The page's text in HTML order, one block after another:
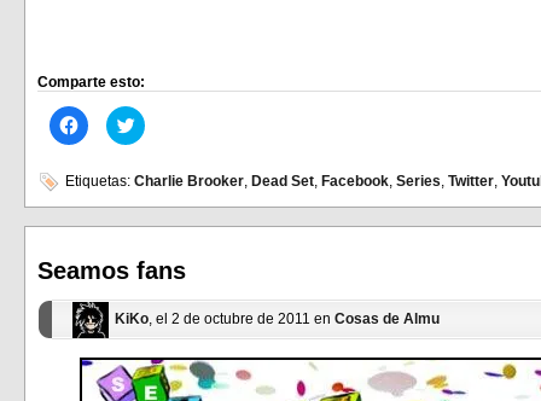
Comparte esto:
Haz
clic
en
Facebook
(Se
abre
ventana
nueva)
Haz
clic
en
(Se
abre
ventana
nueva)
Etiquetas: Charlie Brooker, Dead Set, Facebook, Series, Twitter,
Seamos fans
KiKo, el 2 de octubre de 2011 en Cosas de Almu